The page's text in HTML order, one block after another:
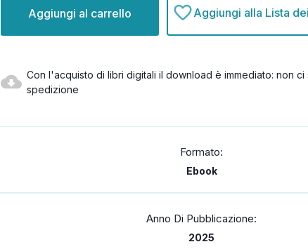
attuale:
Aggiungi alla Lista
Con l'acquisto di libri digitali il download è immediato: non ci
spedizione
Formato:
Ebook
Anno Di Pubblicazione:
2025